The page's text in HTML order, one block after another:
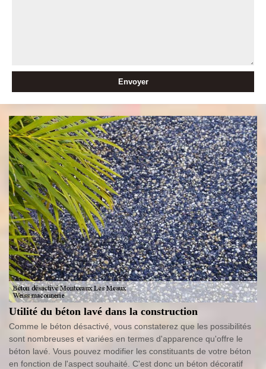
Utilité du béton lavé dans la construction
Comme le béton désactivé, vous constaterez que les possibilités
sont nombreuses et variées en termes d'apparence qu'offre le
béton lavé. Vous pouvez modifier les constituants de votre béton
en fonction de l'aspect souhaité. C'est donc un béton décoratif